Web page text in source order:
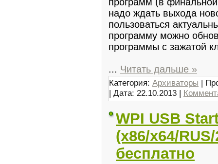
надо ждать выхода
пользоваться
программу можно
программы с зажатой
... Читать дальше »
Категория: Архиваторы |
| Дата: 22.10.2013 |
WPI USB
(x86/x64/
бесплатно